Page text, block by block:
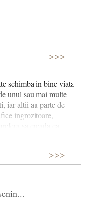
>>>
schimba in bine viata
unul sau mai multe
iar altii au parte de
ingrozitoare,
sa creada ca
le deseneaza cursul
>>>